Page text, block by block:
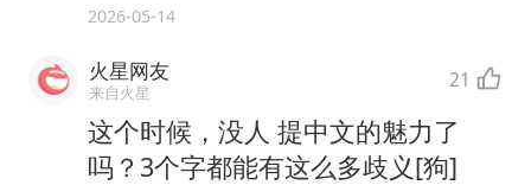
2026-05-14
火星网友
来自火星 21
这个时候，没人 提中文的魅力了
吗？3个字都能有这么多歧义[狗]